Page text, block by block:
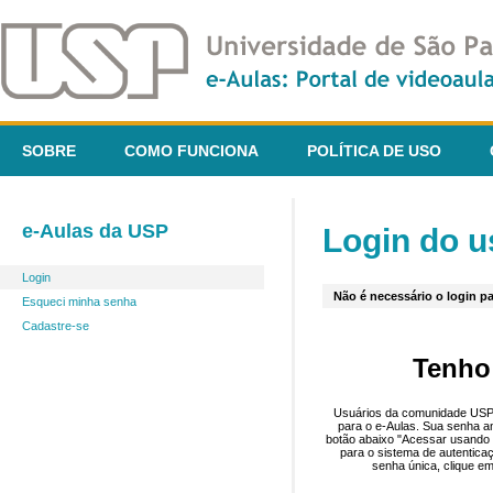
SOBRE COMO FUNCIONA POLÍTICA DE USO
e-Aulas da USP
Login
Esqueci minha senha
Cadastre-se
Login do
Não é necessário o login
Usuários da comunidade
para o e-Aulas. Sua senha
botão abaixo "Acessar
para o sistema de
senha única, clique